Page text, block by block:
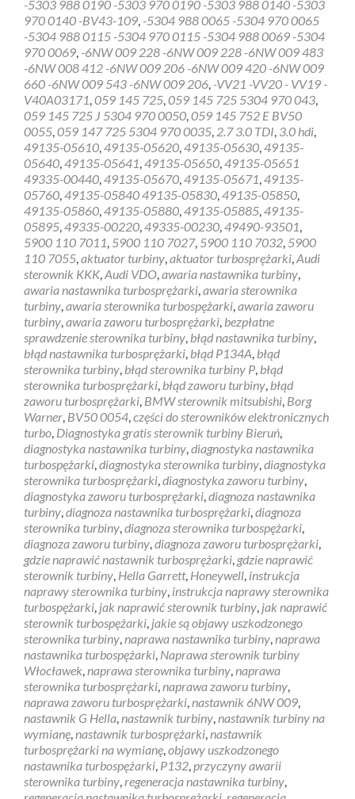
Diagnostyka
gratis
sterownik
turbiny
Bieruń
-5303 988 0190 -5303 970 0190 -5303 988 0140 -5303
970 0140 -BV43-109, -5304 988 0065 -5304 970 0065
-5304 988 0115 -5304 970 0115 -5304 988 0069 -5304
970 0069, -6NW 009 228 -6NW 009 228 -6NW 009 483
-6NW 008 412 -6NW 009 206 -6NW 009 420 -6NW 009
660 -6NW 009 543 -6NW 009 206, -VV21 -VV20 - VV19 -
V40A03171,059 145 725,059 145 725 5304 970 043,
059 145 725 J 5304 970 0050,059 145 752 E BV50
0055,059 147 725 5304 970 0035, 2.7 3.0 TDI, 3.0 hdi,
49135-05610,49135-05620,49135-05630,49135-
05640,49135-05641,49135-05650,49135-05651
49335-00440,49135-05670,49135-05671,49135-
05760,49135-05840 49135-05830,49135-05850,
49135-05860,49135-05880,49135-05885,49135-
05895,49335-00220,49335-00230,49490-93501,
5900 110 7011, 5900 110 7027, 5900 110 7032, 5900
110 7055,aktuator turbiny,aktuator turbosprężarki,Audi
sterownik KKK,Audi VDO,awaria nastawnika turbiny,
awaria nastawnika turbosprężarki,awaria sterownika
turbiny,awaria sterownika turbospężarki,awaria zaworu
turbiny,awaria zaworu turbosprężarki, bezpłatne
sprawdzenie sterownika turbiny, błąd nastawnika turbiny,
błąd nastawnika turbosprężarki, błąd P134A, błąd
sterownika turbiny, błąd sterownika turbiny P, błąd
sterownika turbosprężarki, błąd zaworu turbiny, błąd
zaworu turbosprężarki, BMW sterownik mitsubishi, Borg
Warner, BV50 0054,części do sterowników elektronicznych
turbo, Diagnostyka gratis sterownik turbiny Bieruń,
diagnostyka nastawnika turbiny,diagnostyka nastawnika
turbospężarki,diagnostyka sterownika turbiny,diagnostyka
sterownika turbosprężarki,diagnostyka zaworu turbiny,
diagnostyka zaworu turbosprężarki,diagnoza nastawnika
turbiny,diagnoza nastawnika turbosprężarki,diagnoza
sterownika turbiny,diagnoza sterownika turbospężarki,
diagnoza zaworu turbiny,diagnoza zaworu turbosprężarki,
gdzie naprawić nastawnik turbosprężarki, gdzie naprawić
sterownik turbiny, Hella Garrett, Honeywell, instrukcja
naprawy sterownika turbiny, instrukcja naprawy sterownika
turbospężarki, jak naprawić sterownik turbiny, jak naprawić
sterownik turbospężarki, jakie są objawy uszkodzonego
sterownika turbiny,naprawa nastawnika turbiny,naprawa
nastawnika turbospężarki, Naprawa sterownik turbiny
Włocławek,naprawa sterownika turbiny,naprawa
sterownika turbosprężarki,naprawa zaworu turbiny,
naprawa zaworu turbosprężarki,nastawnik 6NW 009,
nastawnik G Hella,nastawnik turbiny,nastawnik turbiny na
wymianę,nastawnik turbosprężarki,nastawnik
turbosprężarki na wymianę,objawy uszkodzonego
nastawnika turbospężarki, P132,przyczyny awarii
sterownika turbiny,regeneracja nastawnika turbiny,